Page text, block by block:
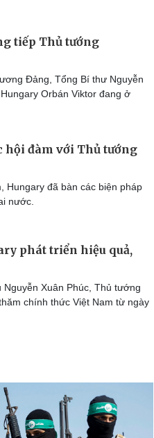
tiếp Thủ tướng
Đảng, Tổng Bí thư Nguyễn
Orbán Viktor đang ở
hội đàm với Thủ tướng
Hungary đã bàn các biện pháp
nước.
phát triển hiệu quả,
Xuân Phúc, Thủ tướng
chính thức Việt Nam từ ngày